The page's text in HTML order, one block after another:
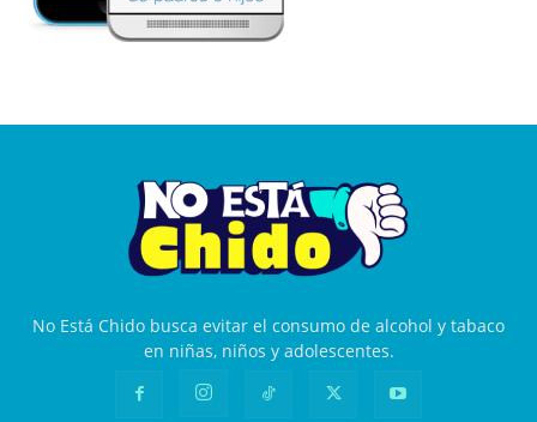
No Está Chido busca evitar el consumo de alcohol y tabaco
en niñas, niños y adolescentes.